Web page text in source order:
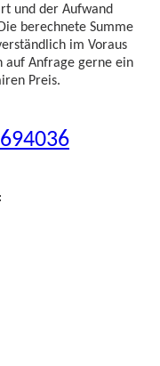
und der Aufwand
berechnete Summe
im Voraus
auf Anfrage gerne ein
Preis.